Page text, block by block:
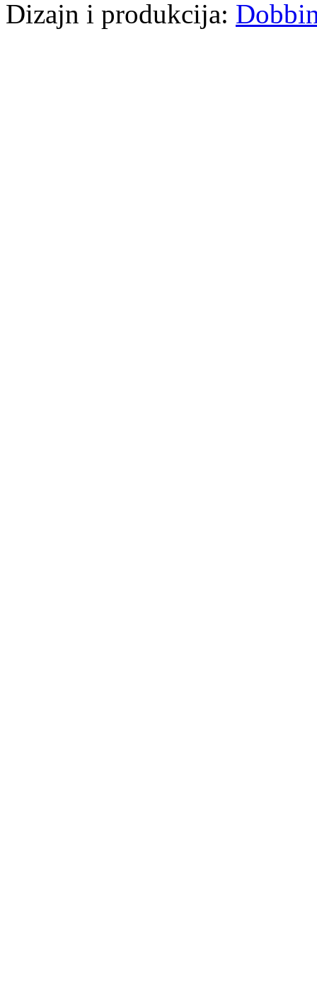
Dizajn i produkcija: